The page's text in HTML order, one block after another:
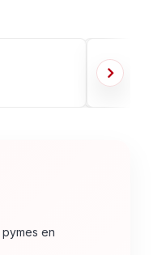
en